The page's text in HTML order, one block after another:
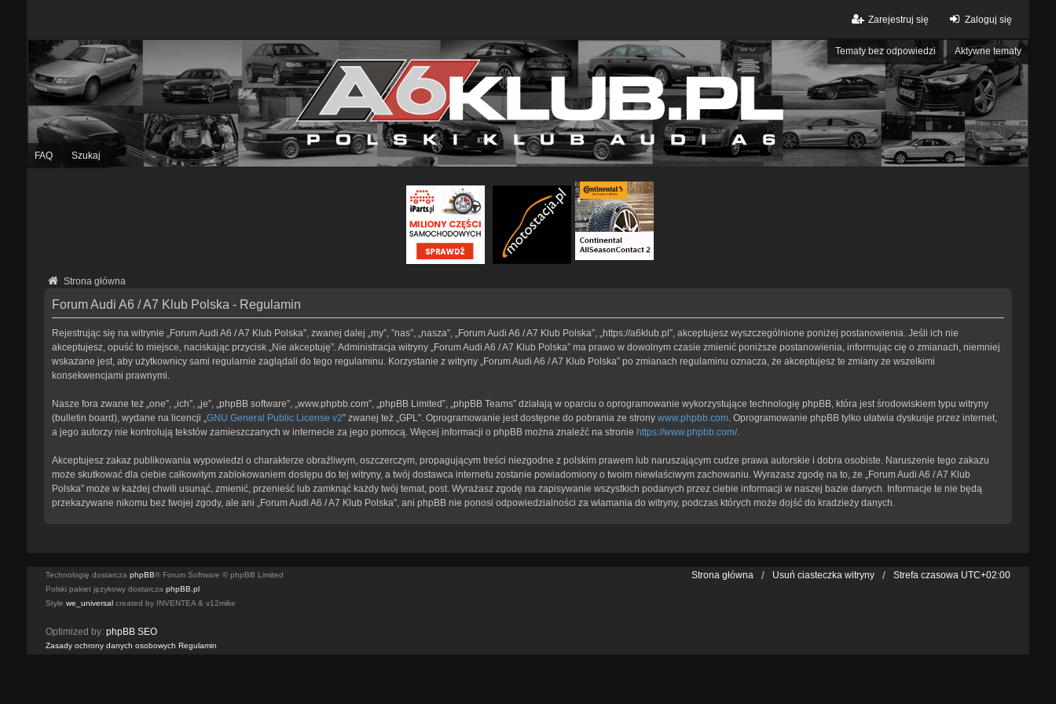
Zaloguj się
Zarejestruj się
Tematy bez odpowiedzi Aktywne tematy
FAQ Szukaj
Strona główna
Forum Audi A6 / A7 Klub Polska - Regulamin
Rejestrując się na witrynie „Forum Audi A6 / A7 Klub Polska”, zwanej dalej „my”, ”nas”, „nasza”, „Forum Audi A6 / A7 Klub Polska”, „https://a6klub.pl”, akceptujesz wyszczególnione poniżej postanowienia. Jeśli ich nie
akceptujesz, opuść to miejsce, naciskając przycisk „Nie akceptuję”. Administracja witryny „Forum Audi A6 / A7 Klub Polska” ma prawo w dowolnym czasie zmienić poniższe postanowienia, informując cię o zmianach, niemniej
wskazane jest, aby użytkownicy sami regularnie zaglądali do tego regulaminu. Korzystanie z witryny „Forum Audi A6 / A7 Klub Polska” po zmianach regulaminu oznacza, że akceptujesz te zmiany ze wszelkimi
konsekwencjami prawnymi.
Nasze fora zwane też „one”, „ich”, „je”, „phpBB software”, „www.phpbb.com”, „phpBB Limited”, „phpBB Teams” działają w oparciu o oprogramowanie wykorzystujące technologię phpBB, która jest środowiskiem typu witryny
(bulletin board), wydane na licencji „GNU General Public License v2” zwanej też „GPL”. Oprogramowanie jest dostępne do pobrania ze strony www.phpbb.com. Oprogramowanie phpBB tylko ułatwia dyskusje przez internet,
a jego autorzy nie kontrolują tekstów zamieszczanych w internecie za jego pomocą. Więcej informacji o phpBB można znaleźć na stronie https://www.phpbb.com/.
Akceptujesz zakaz publikowania wypowiedzi o charakterze obraźliwym, oszczerczym, propagującym treści niezgodne z polskim prawem lub naruszającym cudze prawa autorskie i dobra osobiste. Naruszenie tego zakazu
może skutkować dla ciebie całkowitym zablokowaniem dostępu do tej witryny, a twój dostawca internetu zostanie powiadomiony o twoim niewłaściwym zachowaniu. Wyrażasz zgodę na to, że „Forum Audi A6 / A7 Klub
Polska” może w każdej chwili usunąć, zmienić, przenieść lub zamknąć każdy twój temat, post. Wyrażasz zgodę na zapisywanie wszystkich podanych przez ciebie informacji w naszej bazie danych. Informacje te nie będą
przekazywane nikomu bez twojej zgody, ale ani „Forum Audi A6 / A7 Klub Polska”, ani phpBB nie ponosi odpowiedzialności za włamania do witryny, podczas których może dojść do kradzieży danych.
Strona główna Usuń ciasteczka witryny Strefa czasowa UTC+02:00
Technologię dostarcza phpBB® Forum Software © phpBB Limited
Polski pakiet językowy dostarcza phpBB.pl
Style we_universalcreated by INVENTEA & v12mike
Optimized by: phpBB SEO
Zasady ochrony danych osobowych Regulamin